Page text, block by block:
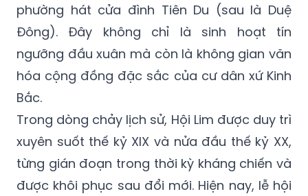
phường hát cửa đình Tiên Du (sau là Duệ
Đông). Đây không chỉ là sinh hoạt tín
ngưỡng đầu xuân mà còn là không gian văn
hóa cộng đồng đặc sắc của cư dân xứ Kinh
Bắc.
Trong dòng chảy lịch sử, Hội Lim được duy trì
xuyên suốt thế kỷ XIX và nửa đầu thế kỷ XX,
từng gián đoạn trong thời kỳ kháng chiến và
được khôi phục sau đổi mới. Hiện nay, lễ hội